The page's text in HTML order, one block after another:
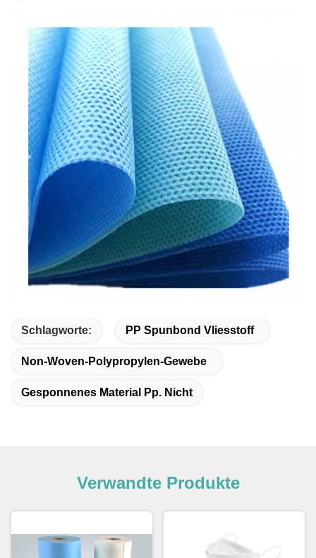
Schlagworte: PP Spunbond Vliesstoff
Non-Woven-Polypropylen-Gewebe
Gesponnenes Material Pp. Nicht
Verwandte Produkte